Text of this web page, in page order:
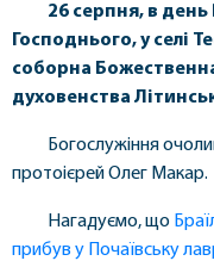
26 серпня, в
Господнього, у селі
соборна Божественна
духовенства
Богослужіння
протоієрей Олег Макар.
Нагадуємо, що
прибув у Почаївську